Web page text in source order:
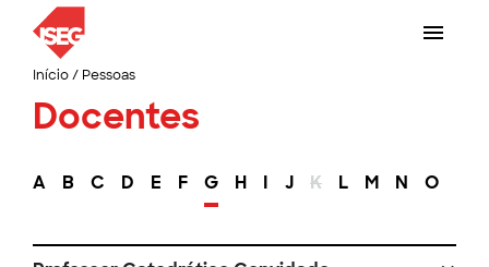
Início/ Pessoas
Docentes
A B C D E F G H I J K L M N O